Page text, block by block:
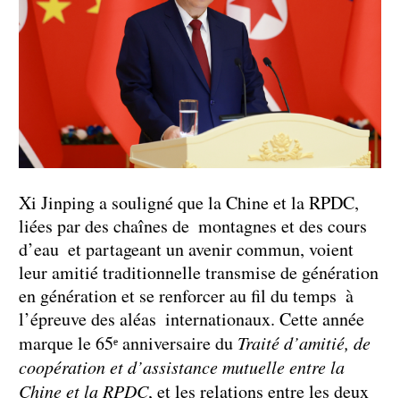
Xi Jinping a souligné que la Chine et la RPDC,
liées par des chaînes de montagnes et des cours
d’eau et partageant un avenir commun, voient
leur amitié traditionnelle transmise de génération
en génération et se renforcer au fil du temps à
l’épreuve des aléas internationaux. Cette année
marque le 65ᵉ anniversaire du Traité d’amitié, de
coopération et d’assistance mutuelle entre la
Chine et la RPDC, et les relations entre les deux